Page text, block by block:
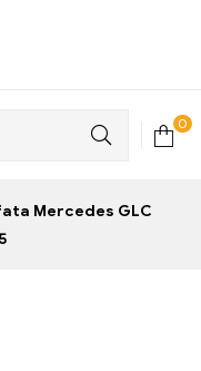
0
Mercedes GLC